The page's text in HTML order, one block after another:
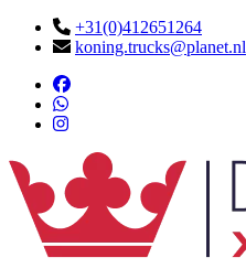
+31(0)412651264
koning.trucks@planet.nl